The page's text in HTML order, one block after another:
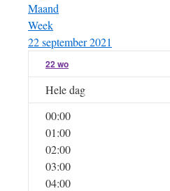
Maand
Week
22 september 2021
22wo
Hele dag
00:00
01:00
02:00
03:00
04:00